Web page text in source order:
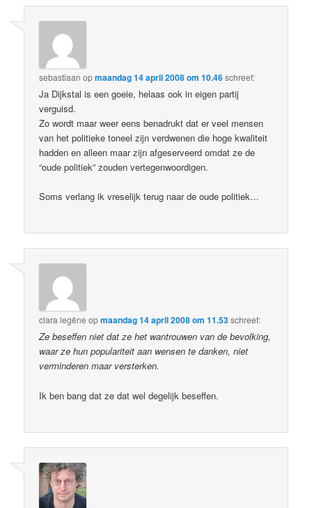
sebastiaan opmaandag 14 april 2008 om 10.46schreef:
Ja Dijkstal is een goeie, helaas ook in eigen partij
verguisd.
Zo wordt maar weer eens benadrukt dat er veel mensen
van het politieke toneel zijn verdwenen die hoge kwaliteit
hadden en alleen maar zijn afgeserveerd omdat ze de
“oude politiek” zouden vertegenwoordigen.
Soms verlang ik vreselijk terug naar de oude politiek…
clara legêne opmaandag 14 april 2008 om 11.53schreef:
Ze beseffen niet dat ze het wantrouwen van de bevolking,
waar ze hun populariteit aan wensen te danken, niet
verminderen maar versterken.
Ik ben bang dat ze dat wel degelijk beseffen.